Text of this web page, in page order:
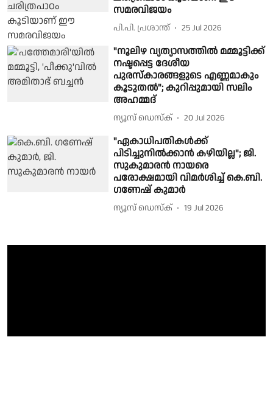
സമരവിജയം
പി.പി. പ്രശാന്ത് 25 Jul 2026
"നൂലിഴ വ്യത്യാസത്തിൽ മമ്മൂട്ടിക്ക്
നഷ്ടപ്പെട്ട ദേശീയ
പുരസ്കാരങ്ങളുടെ എണ്ണമാകും
കൂടുതൽ"; കുറിപ്പുമായി സലിം
അഹമ്മദ്
ന്യൂസ് ഡെസ്ക് 20 Jul 2026
"ഏകാധിപതികൾക്ക്
പിടിച്ചുനിൽക്കാൻ കഴിയില്ല"; ജി.
സുകുമാരൻ നായരെ
പരോക്ഷമായി വിമർശിച്ച് കെ.ബി.
ഗണേഷ് കുമാർ
ന്യൂസ് ഡെസ്ക് 19 Jul 2026